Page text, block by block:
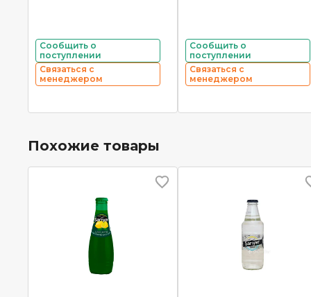
Сообщить о
поступлении
Связаться с
менеджером
Сообщить о
поступлении
Связаться с
менеджером
Похожие товары